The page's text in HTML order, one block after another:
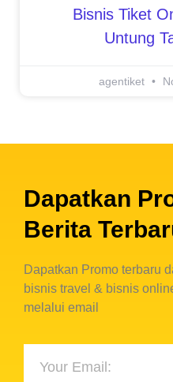
Bisnis Tiket
Untung
agentiket
Dapatkan
Berita
Dapatkan Promo terbaru
bisnis travel & bisnis
melalui email